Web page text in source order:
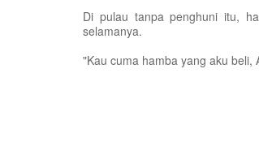
Di pulau tanpa penghuni itu,
selamanya.
"Kau cuma hamba yang aku